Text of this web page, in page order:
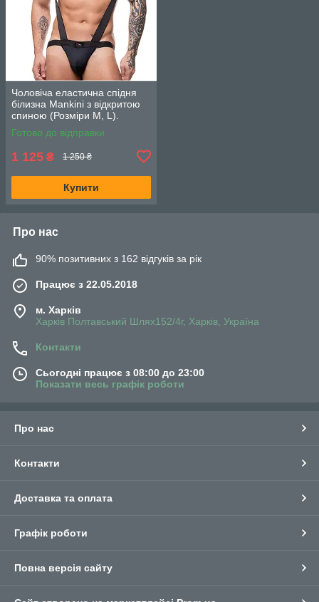
Чоловіча еластична спідня
білизна Mankini з відкритою
спиною (Розміри M, L).
Чорний
Готово до відправки
1 125 ₴ 1 250 ₴
Купити
Про нас
90% позитивних з 162 відгуків за рік
Працює з 22.05.2018
м. Харків
Харків Полтавський Шлях152/4г, Харків, Україна
Контакти
Сьогодні працює з 08:00 до 23:00
Показати весь графік роботи
Про нас
Контакти
Доставка та оплата
Графік роботи
Повна версія сайту